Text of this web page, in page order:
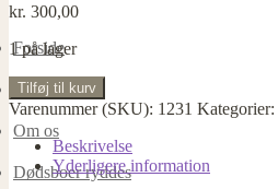
Forside
Produkter
Om os
Dødsboer ryddes
kr. 300,00
1 på lager
Asterix
-
Samlebind
nr.
2
antal
Tilføj til kurv
Varenummer (SKU): 1231 Kategorier:
Beskrivelse
Yderligere information